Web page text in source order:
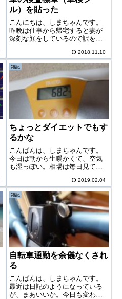
ル）を貼った
こんにちは、しまちゃんです。
昨晩は仕事から帰宅すると妻が
深刻な顔をしているので訳を聞
と。不動産屋の時間外の連絡先
に電話済みで、到着を待ってい
るとのことだった。その後11時
くらいにやってきた不動産屋さ
んのおじさんは...
2018.11.10
雑記
ちょっとダイエットでもす
るかな
こんばんは、しまちゃんです。
今日は朝から生暖かくて、空気
も湿っぽい。相場は毎日見てい
熱し出して我慢ができずになん
と今日は2銘柄も買ってしまっ
た。この後の記事で報告しよ
う。しかし何というか、自分で
も分かりやすい、と...
2019.02.04
雑記
自転車通勤を余儀なくされ
る
こんばんは、しまちゃんです。
最近は日記のようになっている
が、まあいいか。今日も変わら